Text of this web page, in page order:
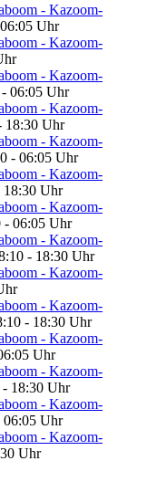
- Kazoom-
Uhr
- Kazoom-
- Kazoom-
06:05 Uhr
- Kazoom-
18:30 Uhr
- Kazoom-
- 06:05 Uhr
- Kazoom-
18:30 Uhr
- Kazoom-
- 06:05 Uhr
- Kazoom-
- 18:30 Uhr
- Kazoom-
- Kazoom-
- 18:30 Uhr
- Kazoom-
Uhr
- Kazoom-
- 18:30 Uhr
- Kazoom-
06:05 Uhr
- Kazoom-
Uhr